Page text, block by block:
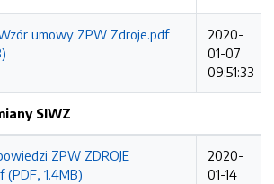
umowy ZPW Zdroje.pdf
2020-
01-07
09:51:33
SIWZ
ZPW ZDROJE
(PDF, 1.4MB)
2020-
01-14